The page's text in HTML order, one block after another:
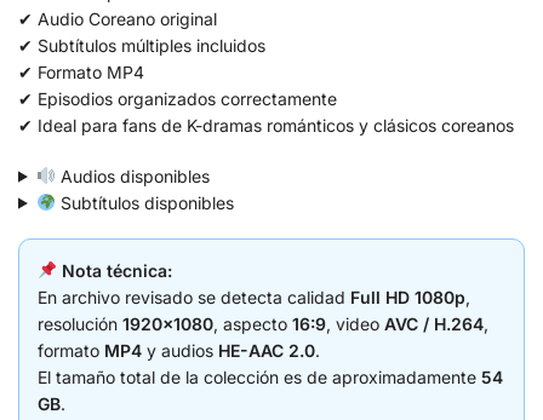
✔ Audio Coreano original
✔ Subtítulos múltiples incluidos
✔ Formato MP4
✔ Episodios organizados correctamente
✔ Ideal para fans de K-dramas románticos y clásicos coreanos
Audios disponibles
Subtítulos disponibles
Nota técnica:
En archivo revisado se detecta calidad Full HD 1080p,
resolución 1920×1080, aspecto 16:9, video AVC / H.264,
formato MP4 y audios HE-AAC 2.0.
El tamaño total de la colección es de aproximadamente 54
GB.